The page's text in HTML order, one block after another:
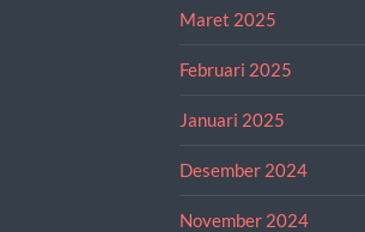
Maret 2025
Februari 2025
Januari 2025
Desember 2024
November 2024